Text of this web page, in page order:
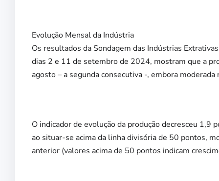
Evolução Mensal da Indústria
Os resultados da Sondagem das Indústrias
dias 2 e 11 de setembro de 2024, mostram que a
agosto – a segunda consecutiva -, embora
O indicador de evolução da produção decresceu
ao situar-se acima da linha divisória de 50 pontos,
anterior (valores acima de 50 pontos indicam